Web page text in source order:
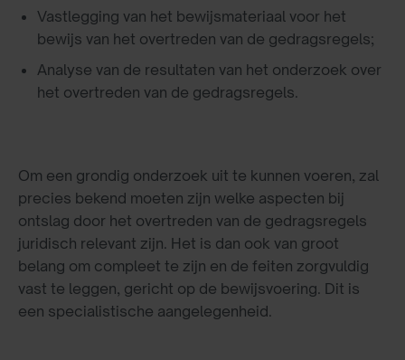
Vastlegging van het bewijsmateriaal voor het
bewijs van het overtreden van de gedragsregels;
Analyse van de resultaten van het onderzoek over
het overtreden van de gedragsregels.
Om een grondig onderzoek uit te kunnen voeren, zal
precies bekend moeten zijn welke aspecten bij
ontslag door het overtreden van de gedragsregels
juridisch relevant zijn. Het is dan ook van groot
belang om compleet te zijn en de feiten zorgvuldig
vast te leggen, gericht op de bewijsvoering. Dit is
een specialistische aangelegenheid.